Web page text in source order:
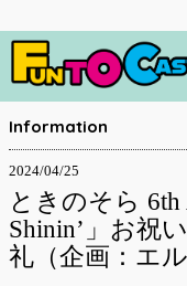
Information
2024/04/25
ときのそら 6th
Shinin’」お祝
礼（企画：エル